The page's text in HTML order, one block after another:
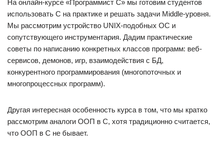
На онлайн-курсе «Программист C» мы готовим студентов
использовать C на практике и решать задачи Middle-уровня.
Мы рассмотрим устройство UNIX-подобных ОС и
сопутствующего инструментария. Дадим практические
советы по написанию конкретных классов программ: веб-
сервисов, демонов, игр, взаимодействия с БД,
конкурентного программирования (многопоточных и
многопроцессных программ).
Другая интересная особенность курса в том, что мы кратко
рассмотрим аналоги ООП в C, хотя традиционно считается,
что ООП в C не бывает.